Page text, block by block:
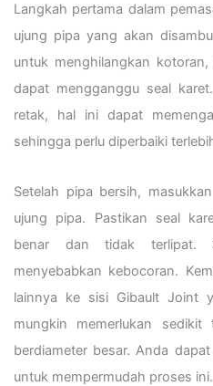
Langkah pertama dalam
ujung pipa yang akan
untuk menghilangkan
dapat mengganggu seal
retak, hal ini dapat
sehingga perlu diperbaiki
Setelah pipa bersih,
ujung pipa. Pastikan seal
benar dan tidak terlipat.
menyebabkan kebocoran.
lainnya ke sisi Gibault Joint
mungkin memerlukan
berdiameter besar. Anda
untuk mempermudah proses ini.